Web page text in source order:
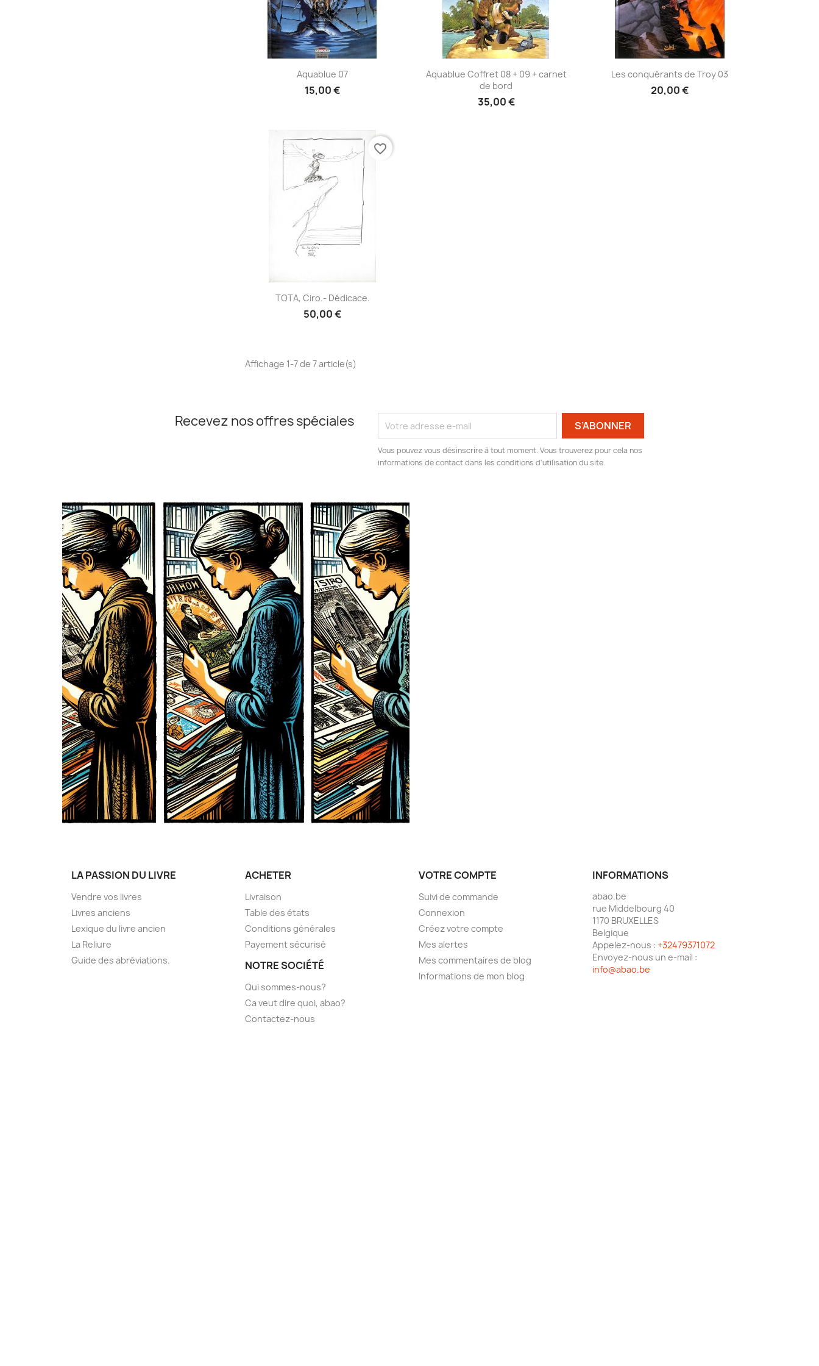
Aperçu rapide
Aquablue 07
15,00 €
Aperçu rapide
Aquablue Coffret 08 + 09 + carnet
de bord
35,00 €
Aperçu rapide
Les conquérants de Troy 03
20,00 €
Aperçu rapide
TOTA, Ciro.- Dédicace.
50,00 €
favorite_border
Affichage 1-7 de 7 article(s)
Recevez nos offres spéciales
Vous pouvez vous désinscrire à tout moment. Vous trouverez pour cela nos
informations de contact dans les conditions d'utilisation du site.
LA PASSION DU LIVRE
Vendre vos livres
Livres anciens
Lexique du livre ancien
La Reliure
Guide des abréviations.
ACHETER
Livraison
Table des états
Conditions générales
Payement sécurisé
NOTRE SOCIÉTÉ
Qui sommes-nous?
Ca veut dire quoi, abao?
Contactez-nous
VOTRE COMPTE
Suivi de commande
Connexion
Créez votre compte
Mes alertes
Mes commentaires de blog
Informations de mon blog
INFORMATIONS
abao.be
rue Middelbourg 40
1170 BRUXELLES
Belgique
Appelez-nous : +32479371072
Envoyez-nous un e-mail :
info@abao.be